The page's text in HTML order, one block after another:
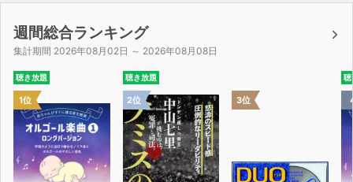
週間総合ランキング
集計期間 2026年08月02日 ～ 2026年08月08日
聴き放題
1位
聴き放題
2位 3位
聴